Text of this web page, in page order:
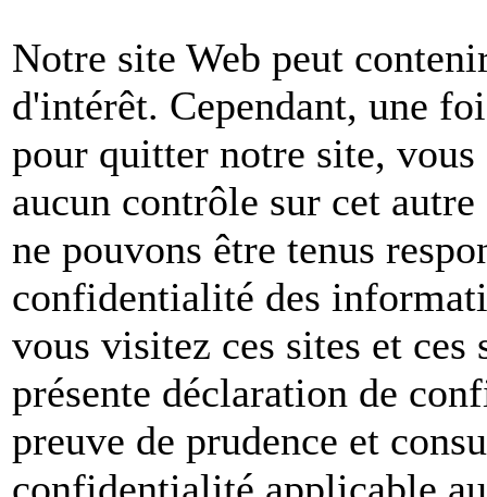
Notre site Web peut
d'intérêt. Cependant, une
pour quitter notre site, vous
aucun contrôle sur cet
ne pouvons être tenus
confidentialité des
vous visitez ces sites et ces
présente déclaration de
preuve de prudence et